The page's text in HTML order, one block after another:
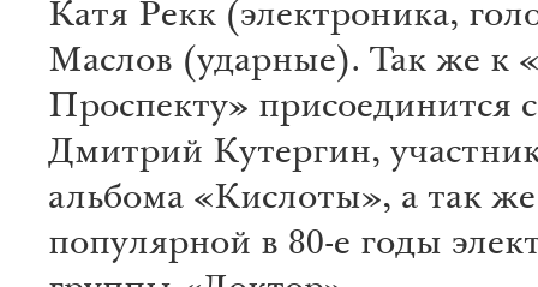
Катя Рекк (электроника,
Маслов (ударные). Так же к
Проспекту» присоединится
Дмитрий Кутергин,
альбома «Кислоты», а так
популярной в 80-е годы